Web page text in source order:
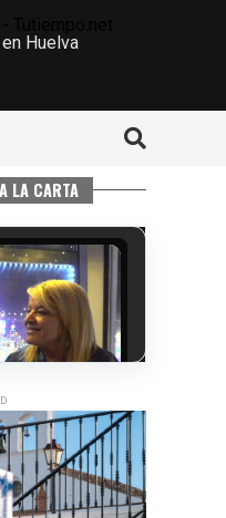
Huelva
LA CARTA